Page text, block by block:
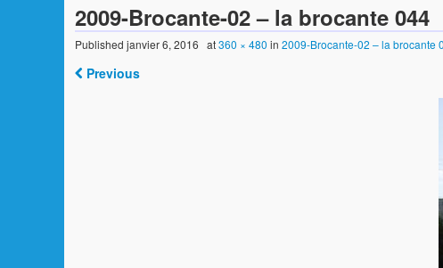
2009-Brocante-02 – la brocante 044
Published janvier 6, 2016 at360 × 480 in 2009-Brocante-02 – la brocante
Previous